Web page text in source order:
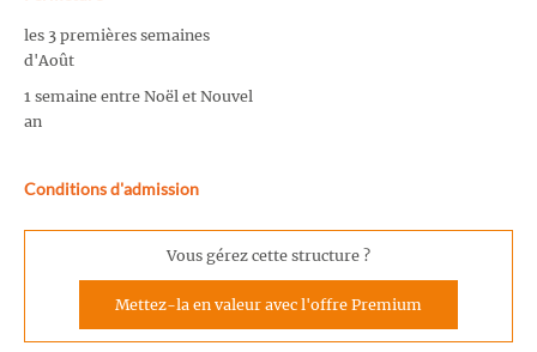
les 3 premières semaines
d'Août
1 semaine entre Noël et Nouvel
an
Conditions d'admission
Vous gérez cette structure ?
Mettez-la en valeur avec l'offre Premium